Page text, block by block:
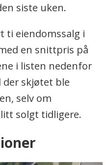
siste uken.
ti eiendomssalg i
en snittpris på
i listen nedenfor
skjøtet ble
selv om
solgt tidligere.